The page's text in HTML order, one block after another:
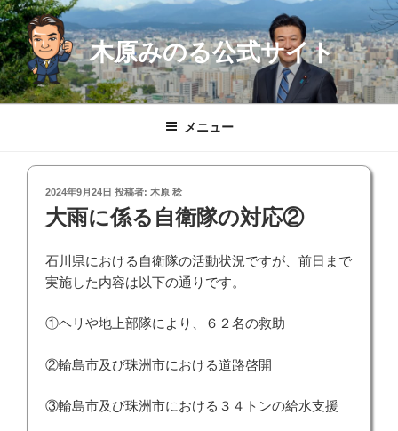
コ
ン
テ
ン
ツ
木原みのる公式サイト
メニュー
投
日:
2024年9月24日 投稿者: 木原 稔
大雨に係る自衛隊の対応②
石川県における自衛隊の活動状況ですが、前日まで
実施した内容は以下の通りです。
①ヘリや地上部隊により、６２名の救助
②輪島市及び珠洲市における道路啓開
③輪島市及び珠洲市における３４トンの給水支援